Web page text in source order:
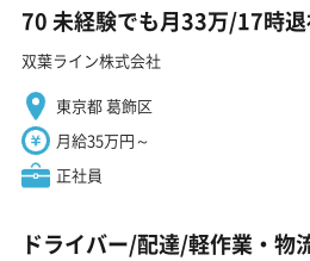
70 未経験でも月33万/17時
双葉ライン株式会社
東京都 葛飾区
月給35万円～
正社員
ドライバー/配達/軽作業・物